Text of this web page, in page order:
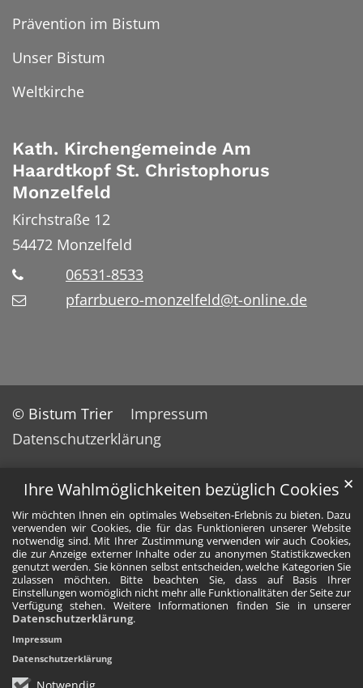
Ihre Wahlmöglichkeiten bezüglich Cookies
Wir möchten Ihnen ein optimales Webseiten-Erlebnis zu bieten. Dazu
verwenden wir Cookies, die für das Funktionieren unserer Website
notwendig sind. Mit Ihrer Zustimmung verwenden wir auch Cookies,
die zur Anzeige externer Inhalte oder zu anonymen Statistikzwecken
genutzt werden. Sie können selbst entscheiden, welche Kategorien Sie
zulassen möchten. Bitte beachten Sie, dass auf Basis Ihrer
Einstellungen womöglich nicht mehr alle Funktionalitäten der Seite zur
Verfügung stehen. Weitere Informationen finden Sie in unserer
Datenschutzerklärung.
Notwendig
✕
Impressum
Datenschutzerklärung
Prävention im Bistum
Unser Bistum
Weltkirche
Kath. Kirchengemeinde Am
Haardtkopf St. Christophorus
Monzelfeld
Kirchstraße 12
54472 Monzelfeld
06531-8533
pfarrbuero-monzelfeld@t-online.de
© Bistum Trier
Impressum
Datenschutzerklärung